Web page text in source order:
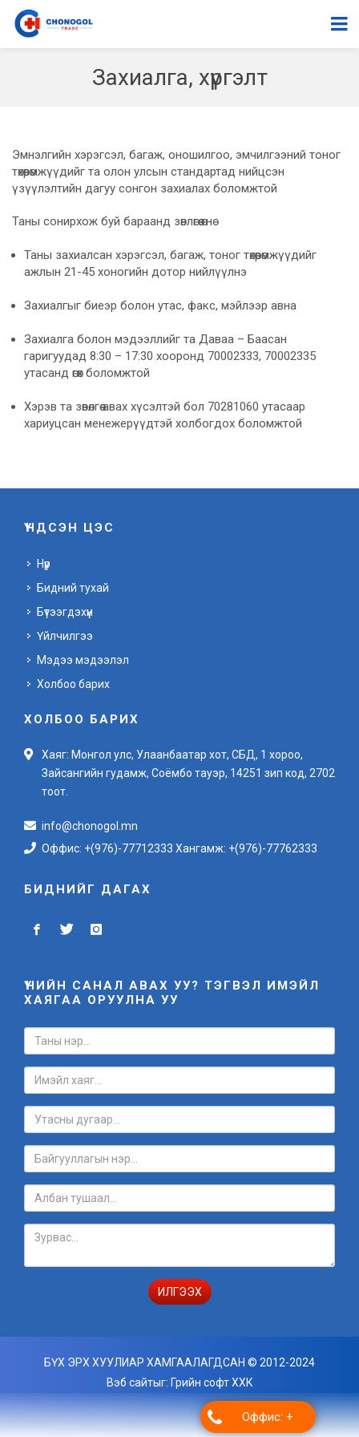
Захиалга, хүргэлт
Эмнэлгийн хэрэгсэл, багаж, оношилгоо, эмчилгээний тоног
төхөөрөмжүүдийг та олон улсын стандартад нийцсэн
үзүүлэлтийн дагуу сонгон захиалах боломжтой
Таны сонирхож буй бараанд зөвлөгөө өгнө
Таны захиалсан хэрэгсэл, багаж, тоног төхөөрөмжүүдийг
ажлын 21-45 хоногийн дотор нийлүүлнэ
Захиалгыг биеэр болон утас, факс, мэйлээр авна
Захиалга болон мэдээллийг та Даваа – Баасан
гаригуудад 8:30 – 17:30 хооронд 70002333, 70002335
утасанд өгөх боломжтой
Хэрэв та зөвөлгөө авах хүсэлтэй бол 70281060 утасаар
хариуцсан менежерүүдтэй холбогдох боломжтой
ҮНДСЭН ЦЭС
Нүүр
Бидний тухай
Бүтээгдэхүүн
Үйлчилгээ
Мэдээ мэдээлэл
Холбоо барих
ХОЛБОО БАРИХ
Хаяг: Монгол улс, Улаанбаатар хот, СБД, 1 хороо,
Зайсангийн гудамж, Соёмбо тауэр, 14251 зип код, 2702
тоот.
info@chonogol.mn
Оффис: +(976)-77712333 Хангамж: +(976)-77762333
БИДНИЙГ ДАГАХ
ҮНИЙН САНАЛ АВАХ УУ? ТЭГВЭЛ ИМЭЙЛ
ХАЯГАА ОРУУЛНА УУ
ИЛГЭЭХ
БҮХ ЭРХ ХУУЛИАР ХАМГААЛАГДСАН © 2012-2024
Вэб сайтыг: Грийн софт ХХК
Дуудлагын төв Оффис: +